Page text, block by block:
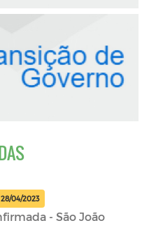
28/04/2023
- São João